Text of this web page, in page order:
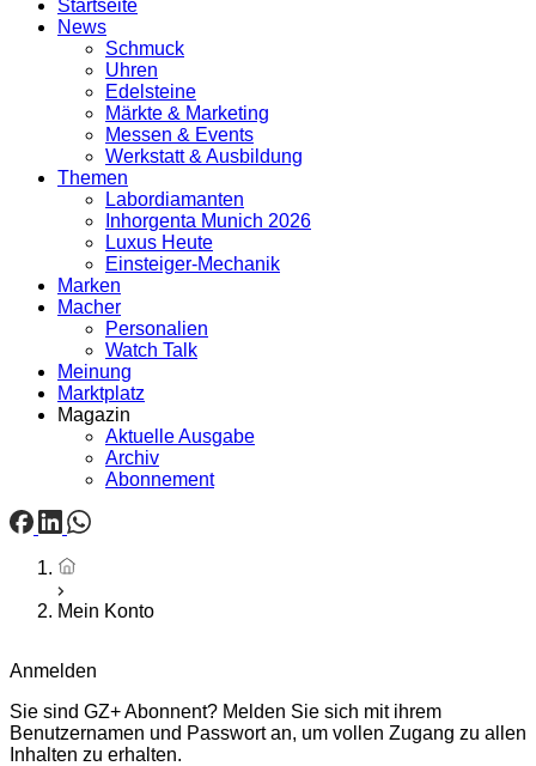
Startseite
News
Schmuck
Uhren
Edelsteine
Märkte & Marketing
Messen & Events
Werkstatt & Ausbildung
Themen
Labordiamanten
Inhorgenta Munich 2026
Luxus Heute
Einsteiger-Mechanik
Marken
Macher
Personalien
Watch Talk
Meinung
Marktplatz
Magazin
Aktuelle Ausgabe
Archiv
Abonnement
Startseite
Mein Konto
Anmelden
Sie sind GZ+ Abonnent? Melden Sie sich mit ihrem
Benutzernamen und Passwort an, um vollen Zugang zu allen
Inhalten zu erhalten.